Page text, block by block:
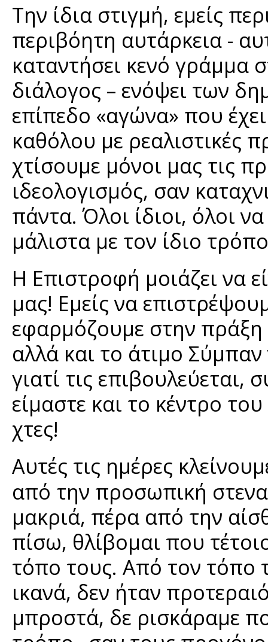
Την ίδια στιγμή, εμείς
περιβόητη αυτάρκεια -
καταντήσει κενό γράμμα
διάλογος – ενόψει των
επίπεδο «αγώνα» που
καθόλου με ρεαλιστικές
χτίσουμε μόνοι μας τις
ιδεολογισμός, σαν
πάντα. Όλοι ίδιοι, όλοι
μάλιστα με τον ίδιο
Η Επιστροφή μοιάζει να
μας! Εμείς να
εφαρμόζουμε στην πράξη
αλλά και το άτιμο Σύμπαν
γιατί τις
είμαστε και το κέντρο
χτες!
Αυτές τις ημέρες
από την προσωπική
μακριά, πέρα από την
πίσω, θλίβομαι που
τόπο τους. Από τον τόπο
ικανά, δεν ήταν
μπροστά, δε ρισκάραμε